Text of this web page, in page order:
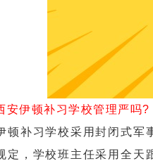
伊顿补习学校管理严吗?
习学校采用封闭式军事
定，学校班主任采用全天